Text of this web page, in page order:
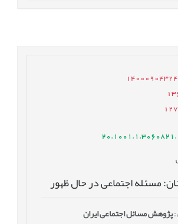
مسئله اجتماعی در حال ظهور
پژوهش مسائل اجتماعی ایران